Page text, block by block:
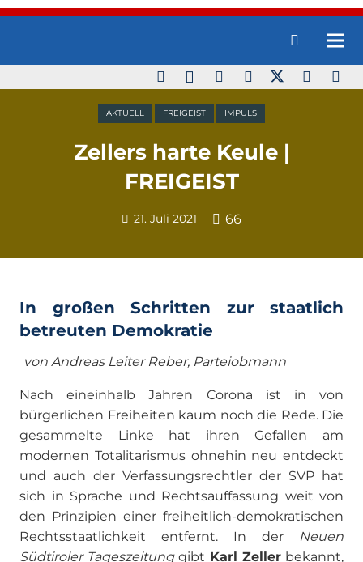
AKTUELL FREIGEIST IMPULS
Zellers harte Keule |
FREIGEIST
21. Juli 2021 66
In großen Schritten zur staatlich
betreuten Demokratie
von Andreas Leiter Reber, Parteiobmann
Nach eineinhalb Jahren Corona ist in von
bürgerlichen Freiheiten kaum noch die Rede. Die
gesammelte Linke hat ihren Gefallen am
modernen Totalitarismus ohnehin neu entdeckt
und auch der Verfassungsrechtler der SVP hat
sich in Sprache und Rechtsauffassung weit von
den Prinzipien einer freiheitlich-demokratischen
Rechtsstaatlichkeit entfernt. In der
Neuen
Südtiroler Tageszeitunggibt Karl Zellerbekannt,